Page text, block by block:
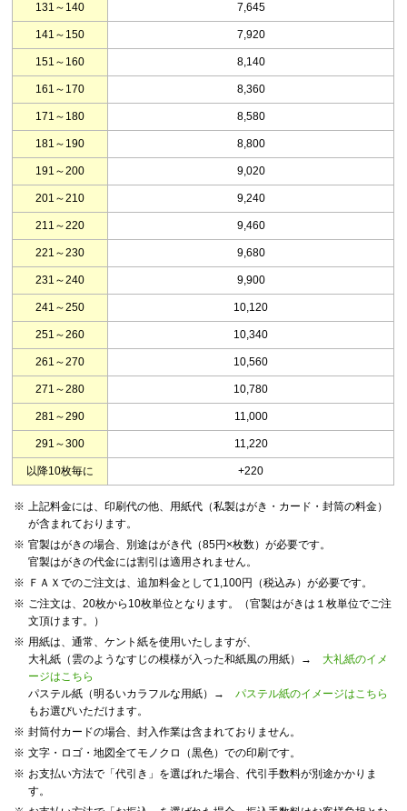
131～140 7,645
141～150 7,920
151～160 8,140
161～170 8,360
171～180 8,580
181～190 8,800
191～200 9,020
201～210 9,240
211～220 9,460
221～230 9,680
231～240 9,900
241～250 10,120
251～260 10,340
261～270 10,560
271～280 10,780
281～290 11,000
291～300 11,220
以降10枚毎に +220
※ 上記料金には、印刷代の他、用紙代（私製はがき・カード・封筒の料金）
が含まれております。
※ 官製はがきの場合、別途はがき代（85円×枚数）が必要です。
官製はがきの代金には割引は適用されません。
※ ＦＡＸでのご注文は、追加料金として1,100円（税込み）が必要です。
※ ご注文は、20枚から10枚単位となります。（官製はがきは１枚単位でご注
文頂けます。）
※ 用紙は、通常、ケント紙を使用いたしますが、
大礼紙（雲のようなすじの模様が入った和紙風の用紙）→大礼紙のイメ
ージはこちら
パステル紙（明るいカラフルな用紙）→パステル紙のイメージはこちら
もお選びいただけます。
※ 封筒付カードの場合、封入作業は含まれておりません。
※ 文字・ロゴ・地図全てモノクロ（黒色）での印刷です。
※ お支払い方法で「代引き」を選ばれた場合、代引手数料が別途かかりま
す。